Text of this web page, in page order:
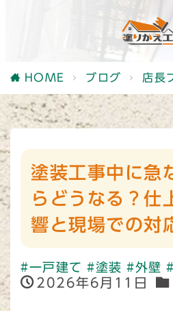
HOME ブログ 店長
塗装工事中に急
らどうなる？仕
響と現場での対
#一戸建て #塗装 #外壁
2026年6月11日